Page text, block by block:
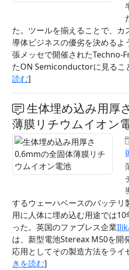
た。ツールを揃えることで、
導体ビジネスの優劣を決めるよ
張メッセで開催されたTechno-
たON Semiconductorに見るこ
読む]
生体埋め込み用厚
薄膜リチウムイオン
するウェーハベースのバッテリ
用に人体に埋め込む用途では
った。英国のファブレス企業
は、新型電池Stereax M50を開
応用としてその製造方法をライ
きを読む]